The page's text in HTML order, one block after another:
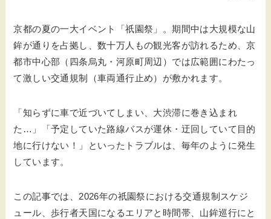
京都の夏の一大イベント「祇園祭」。期間中は大規模な山
鉾が通りを占拠し、数十万人もの観光客が訪れるため、京
都市中心部（四条烏丸・河原町周辺）では広範囲にわたっ
て激しい交通規制（車両通行止め）が敷かれます。
「知らずに車で近づいてしまい、大渋滞に巻き込まれ
た…」「予定していた路線バスが運休・迂回していて目的
地に行けない！」といったトラブルは、毎年のように発生
しています。
この記事では、2026年の祇園祭における交通規制スケジ
ュール、歩行者天国になるエリアと時間帯、山鉾巡行にと